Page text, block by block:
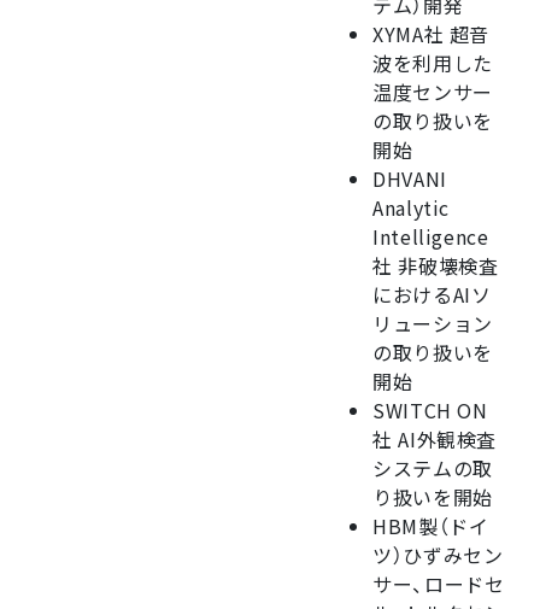
XYMA社 超音
波を利用した
温度センサー
の取り扱いを
開始
DHVANI
Analytic
Intelligence
社 非破壊検査
におけるAIソ
リューション
の取り扱いを
開始
SWITCH ON
社 AI外観検査
システムの取
り扱いを開始
HBM製（ドイ
ツ）ひずみセン
サー、ロードセ